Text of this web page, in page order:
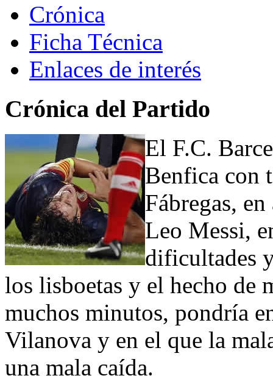
Crónica
Ficha Técnica
Enlaces de interés
Crónica del Partido
El F.C.
Benfica con
Fábregas,
Leo Messi,
dificultades
los lisboetas y el hecho de
muchos minutos, pondría
Vilanova y en el que la
una mala caída.